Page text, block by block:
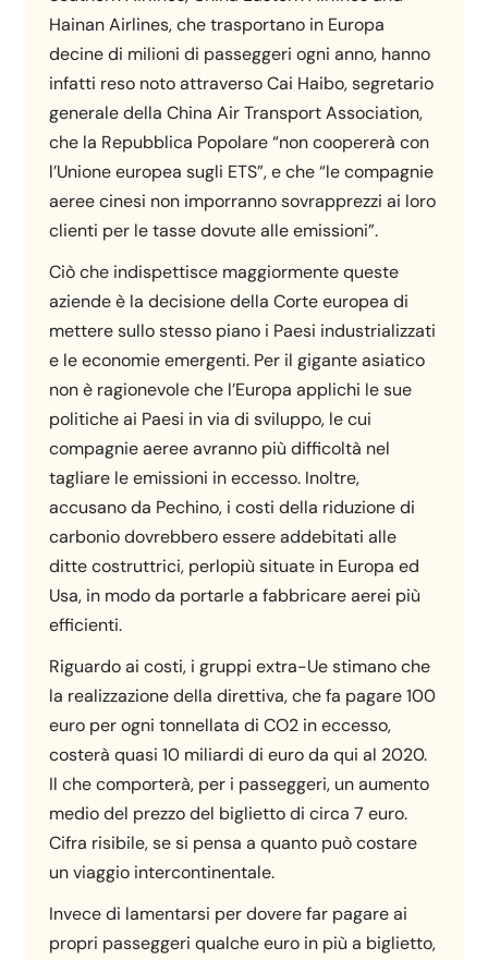
Hainan Airlines, che trasportano in Europa
decine di milioni di passeggeri ogni anno, hanno
infatti reso noto attraverso Cai Haibo, segretario
generale della China Air Transport Association,
che la Repubblica Popolare “non coopererà con
l’Unione europea sugli ETS”, e che “le compagnie
aeree cinesi non imporranno sovrapprezzi ai loro
clienti per le tasse dovute alle emissioni”.
Ciò che indispettisce maggiormente queste
aziende è la decisione della Corte europea di
mettere sullo stesso piano i Paesi industrializzati
e le economie emergenti. Per il gigante asiatico
non è ragionevole che l’Europa applichi le sue
politiche ai Paesi in via di sviluppo, le cui
compagnie aeree avranno più difficoltà nel
tagliare le emissioni in eccesso. Inoltre,
accusano da Pechino, i costi della riduzione di
carbonio dovrebbero essere addebitati alle
ditte costruttrici, perlopiù situate in Europa ed
Usa, in modo da portarle a fabbricare aerei più
efficienti.
Riguardo ai costi, i gruppi extra-Ue stimano che
la realizzazione della direttiva, che fa pagare 100
euro per ogni tonnellata di CO2 in eccesso,
costerà quasi 10 miliardi di euro da qui al 2020.
Il che comporterà, per i passeggeri, un aumento
medio del prezzo del biglietto di circa 7 euro.
Cifra risibile, se si pensa a quanto può costare
un viaggio intercontinentale.
Invece di lamentarsi per dovere far pagare ai
propri passeggeri qualche euro in più a biglietto,